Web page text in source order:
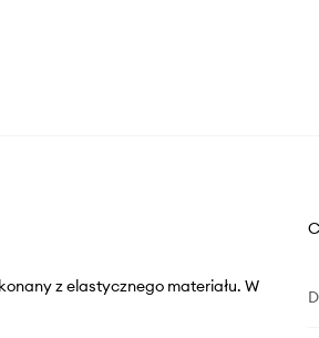
z elastycznego materiału. W